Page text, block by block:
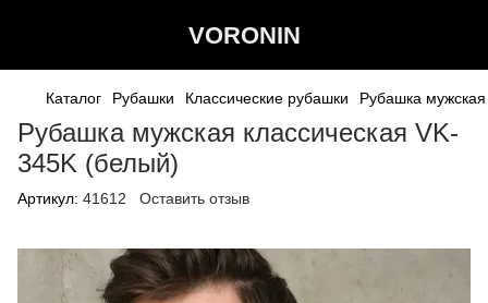
VORONIN
Каталог Рубашки Классические рубашки Рубашка
Рубашка мужская классическая VK-
345K (белый)
Артикул: 41612 Оставить отзыв